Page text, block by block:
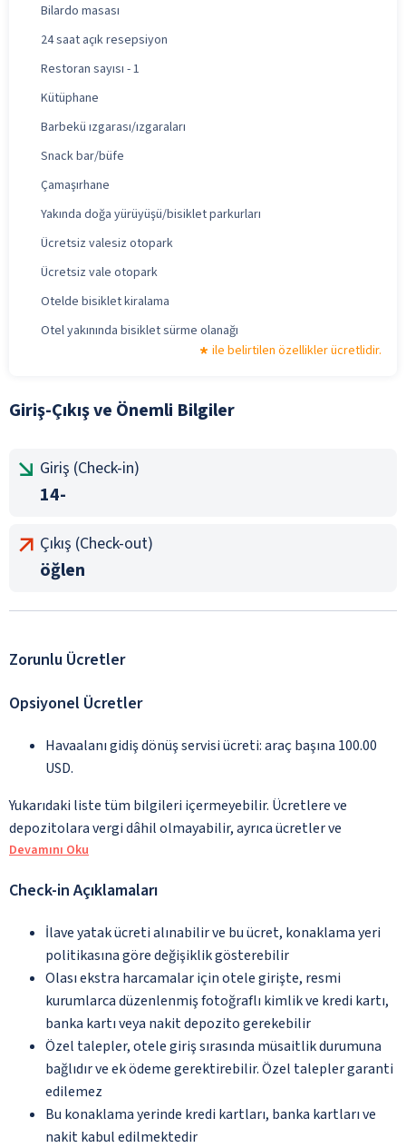
Bilardo masası
24 saat açık resepsiyon
Restoran sayısı - 1
Kütüphane
Barbekü ızgarası/ızgaraları
Snack bar/büfe
Çamaşırhane
Yakında doğa yürüyüşü/bisiklet parkurları
Ücretsiz valesiz otopark
Ücretsiz vale otopark
Otelde bisiklet kiralama
Otel yakınında bisiklet sürme olanağı
ile belirtilen özellikler ücretlidir.
Giriş-Çıkış ve Önemli Bilgiler
Giriş (Check-in)
14-
Çıkış (Check-out)
öğlen
Zorunlu Ücretler
Opsiyonel Ücretler
Havaalanı gidiş dönüş servisi ücreti: araç başına 100.00
USD.
Yukarıdaki liste tüm bilgileri içermeyebilir. Ücretlere ve
depozitolara vergi dâhil olmayabilir, ayrıca ücretler ve
Devamını Oku
Check-in Açıklamaları
İlave yatak ücreti alınabilir ve bu ücret, konaklama yeri
politikasına göre değişiklik gösterebilir
Olası ekstra harcamalar için otele girişte, resmi
kurumlarca düzenlenmiş fotoğraflı kimlik ve kredi kartı,
banka kartı veya nakit depozito gerekebilir
Özel talepler, otele giriş sırasında müsaitlik durumuna
bağlıdır ve ek ödeme gerektirebilir. Özel talepler garanti
edilemez
Bu konaklama yerinde kredi kartları, banka kartları ve
nakit kabul edilmektedir